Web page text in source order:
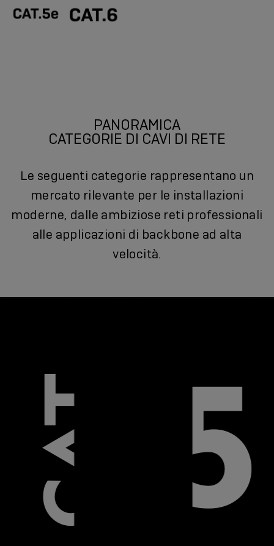
PANORAMICA
CATEGORIE DI CAVI DI RETE
Le seguenti categorie rappresentano un
mercato rilevante per le installazioni
moderne, dalle ambiziose reti professionali
alle applicazioni di backbone ad alta
velocità.